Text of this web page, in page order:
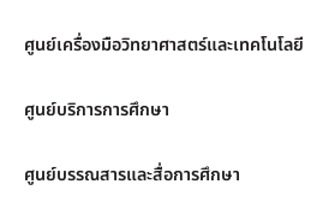
ศูนย์เครื่องมือวิทยาศาสตร์และเทคโนโลยี
ศูนย์บริการการศึกษา
ศูนย์บรรณสารและสื่อการศึกษา